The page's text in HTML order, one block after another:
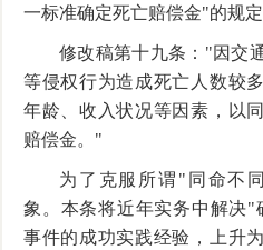
一标准确定死亡赔偿金"的规定
修改稿第十九条："因交
等侵权行为造成死亡人数较
年龄、收入状况等因素，以
赔偿金。"
为了克服所谓"同命不
象。本条将近年实务中解决"
事件的成功实践经验，上升